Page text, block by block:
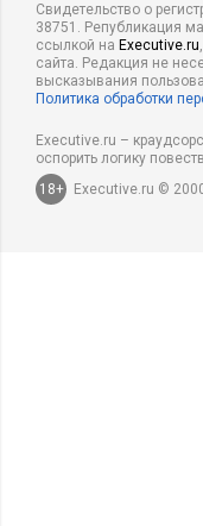
Свидетельство о
38751. Републикация
ссылкой на Executive.ru
сайта. Редакция не
высказывания
Политика обработки
Executive.ru –
оспорить логику
18+
Executive.ru ©